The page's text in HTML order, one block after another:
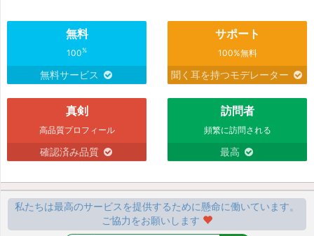
無料
100%
無料サービス
サポート
100%無料
聞く耳を持つモデレーター
真剣
高品質プロフィール
確認済み品質
訪問者
頻繁に訪問される
最高
私たちは最高のサービスを提供するために懸命に働いています。
ご協力をお願いします